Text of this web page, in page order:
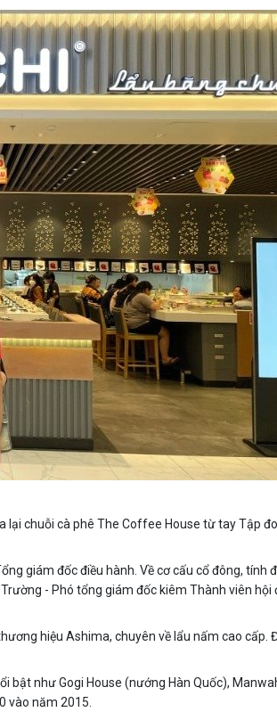
chuỗi cà phê The Coffee House từ tay Tập
giám đốc điều hành. Về cơ cấu cổ đông, tính
- Phó tổng giám đốc kiêm Thành viên
hiệu Ashima, chuyên về lẩu nấm cao cấp.
như Gogi House (nướng Hàn Quốc),
vào năm 2015.